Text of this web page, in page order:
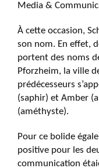
Media &
À cette occasion,
son nom. En effet,
portent des noms
Pforzheim, la ville
prédécesseurs
(saphir) et Amber
(améthyste).
Pour ce bolide
positive pour les
communication